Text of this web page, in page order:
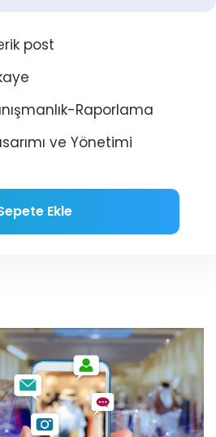
post
Raporlama
ve Yönetimi
Ekle